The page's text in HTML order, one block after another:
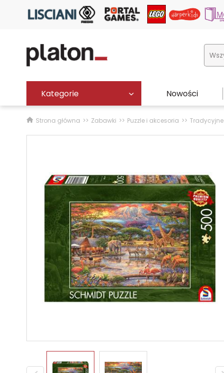
Kategorie Nowości
Strona główna Zabawki Puzzle i akcesoria Tradycyjne